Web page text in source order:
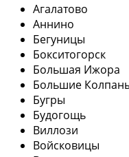
Агалатово
Аннино
Бегуницы
Бокситогорск
Большая Ижора
Большие
Бугры
Будогощь
Виллози
Войсковицы